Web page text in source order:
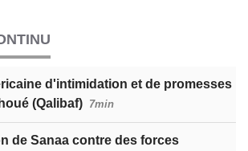
d'intimidation et de promesses
(Qalibaf) 7min
de Sanaa contre des forces